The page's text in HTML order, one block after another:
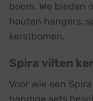
boom. We bieden
houten hangers,
kerstbomen.
Spira vilten
Voor wie een